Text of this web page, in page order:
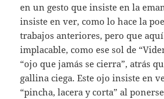
en un gesto que insiste en la
insiste en ver, como lo hace la
trabajos anteriores, pero que
implacable, como ese sol de
“ojo que jamás se cierra”, atrás
gallina ciega. Este ojo insiste en
“pincha, lacera y corta” al